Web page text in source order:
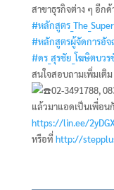
สาขาธุรกิจต่าง ๆ อีกด้
#หลักสูตร
#หลักสูตรผู้จัดการอัจ
#ดร_สุรชัย_โฆษิตบวร
สนใจสอบถามเพิ่มเติม
02-3491788,
แล้วมาแอดเป็นเพื่อน
https://lin.ee/
หรือที่ http://